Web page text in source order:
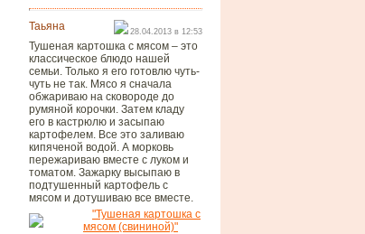
Таьяна 28.04.2013 в 12:53
Тушеная картошка с мясом – это
классическое блюдо нашей
семьи. Только я его готовлю чуть-
чуть не так. Мясо я сначала
обжариваю на сковороде до
румяной корочки. Затем кладу
его в кастрюлю и засыпаю
картофелем. Все это заливаю
кипяченой водой. А морковь
пережариваю вместе с луком и
томатом. Зажарку высыпаю в
подтушенный картофель с
мясом и дотушиваю все вместе.
"Тушеная картошка с
мясом (свининой)"